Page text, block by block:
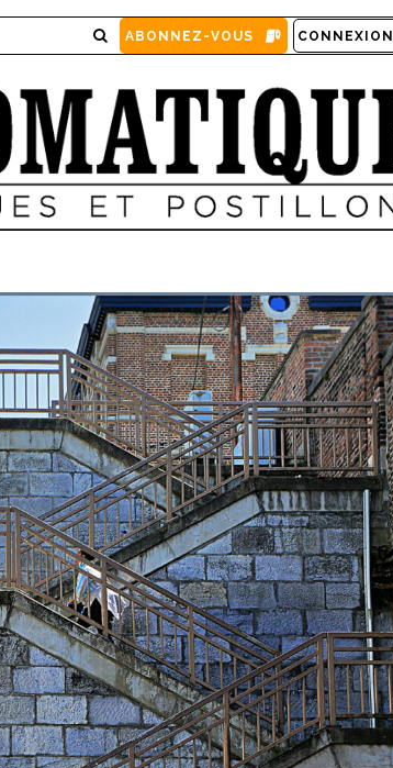
ABONNEZ-VOUS CONNEXION